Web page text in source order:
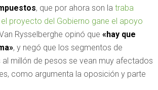
, que por ahora son la traba
proyecto del Gobierno gane el apoyo
Rysselberghe opinó que «hay que
, y negó que los segmentos de
millón de pesos se vean muy afectados
como argumenta la oposición y parte